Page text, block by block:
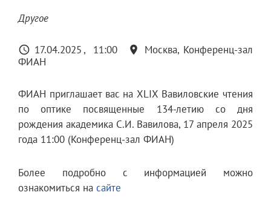
Другое
17.04.2025 11:00
Москва, Конференц-зал
ФИАН
ФИАН приглашает вас на XLIX Вавиловские чтения
по оптике посвященные 134-летию со дня
рождения академика С.И. Вавилова, 17 апреля 2025
года 11:00 (Конференц-зал ФИАН)
Более подробно с информацией можно
ознакомиться на сайте